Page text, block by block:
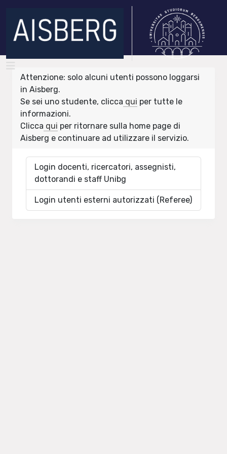
Attenzione: solo alcuni utenti possono loggarsi
in Aisberg.
Se sei uno studente, clicca qui per tutte le
informazioni.
Clicca qui per ritornare sulla home page di
Aisberg e continuare ad utilizzare il servizio.
Login docenti, ricercatori, assegnisti,
dottorandi e staff Unibg
Login utenti esterni autorizzati (Referee)